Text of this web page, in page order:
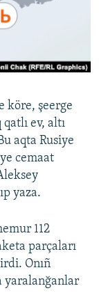
köre, şeerge
ev, altı
aqta Rusiye
cemaat
yaza.
112
parçaları
Onıñ
yaralanğanlar